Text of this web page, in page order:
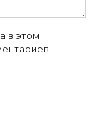
в этом